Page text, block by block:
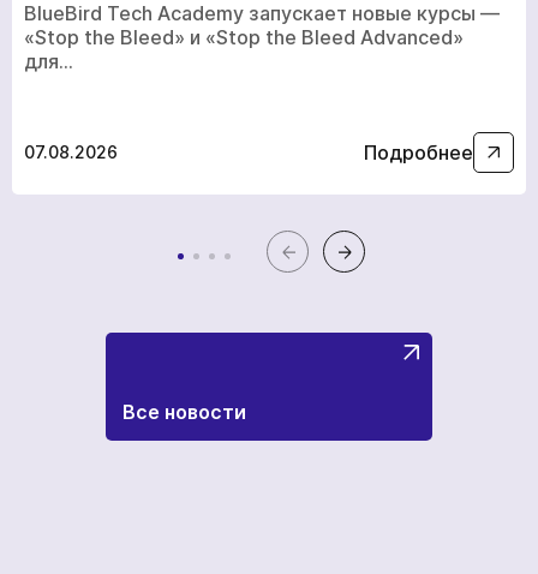
BlueBird Tech Academy запускает новые курсы —
«Stop the Bleed» и «Stop the Bleed Advanced»
для…
07.08.2026 Подробнее
Все новости